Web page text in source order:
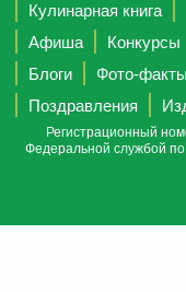
Кулинарная книга
Афиша
Конкурсы
Блоги
Фото-факты
Поздравления
Регистрационный
Федеральной службой